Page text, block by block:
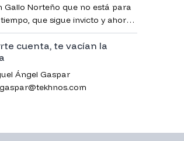
Gallo Norteño que no está para
que sigue invicto y ahora
puntero del campeonato.
cuenta, te vacían la
Ángel Gaspar